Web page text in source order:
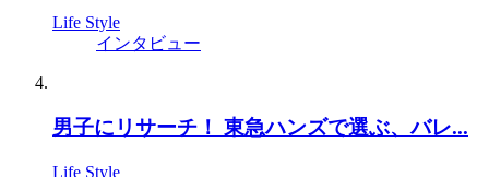
Life Style
インタビュー
男子にリサーチ！ 東急ハンズで選ぶ、バレ...
Life Style